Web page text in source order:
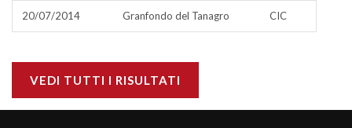
20/07/2014 Granfondo del Tanagro CIC
VEDI TUTTI I RISULTATI